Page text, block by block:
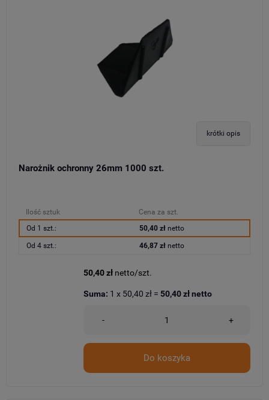
krótki opis
Narożnik ochronny 26mm 1000 szt.
Ilość sztuk
Cena za szt.
Od 1 szt.:
50,40 złnetto
Od 4 szt.: 46,87 złnetto
50,40 zł netto/szt.
- +
Do koszyka
Suma: 1 x 50,40 zł = 50,40 złnetto